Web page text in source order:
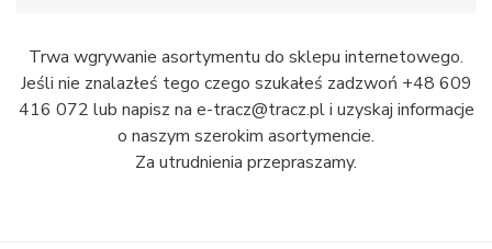
Trwa wgrywanie asortymentu do sklepu internetowego.
Jeśli nie znalazłeś tego czego szukałeś zadzwoń +48 609
416 072 lub napisz na e-tracz@tracz.pl i uzyskaj informacje
o naszym szerokim asortymencie.
Za utrudnienia przepraszamy.